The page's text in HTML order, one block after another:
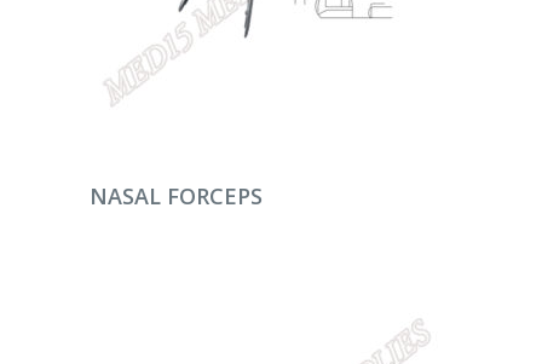
DEVAMINI OKU
NASAL FORCEPS